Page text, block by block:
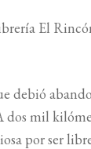
El
debió
dos mil
por ser